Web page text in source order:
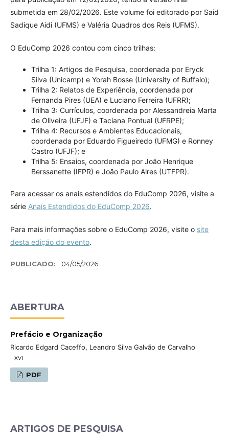
submetida em 28/02/2026. Este volume foi editorado por Said
Sadique Aidi (UFMS) e Valéria Quadros dos Reis (UFMS).
O EduComp 2026 contou com cinco trilhas:
Trilha 1: Artigos de Pesquisa, coordenada por Eryck
Silva (Unicamp) e Yorah Bosse (University of Buffalo);
Trilha 2: Relatos de Experiência, coordenada por
Fernanda Pires (UEA) e Luciano Ferreira (UFRR);
Trilha 3: Currículos, coordenada por Alessandreia Marta
de Oliveira (UFJF) e Taciana Pontual (UFRPE);
Trilha 4: Recursos e Ambientes Educacionais,
coordenada por Eduardo Figueiredo (UFMG) e Ronney
Castro (UFJF); e
Trilha 5: Ensaios, coordenada por João Henrique
Berssanette (IFPR) e João Paulo Alres (UTFPR).
Para acessar os anais estendidos do EduComp 2026, visite a
série Anais Estendidos do EduComp 2026.
Para mais informações sobre o EduComp 2026, visite o site
desta edição do evento.
PUBLICADO: 04/05/2026
ABERTURA
Prefácio e Organização
Ricardo Edgard Caceffo, Leandro Silva Galvão de Carvalho
i-xvi
PDF
ARTIGOS DE PESQUISA